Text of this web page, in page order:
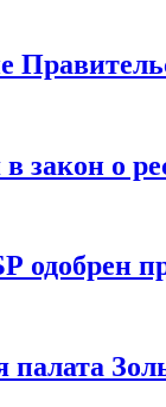
закон о
одобрен
палата